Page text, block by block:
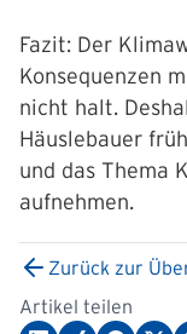
Fazit: Der
Konsequenzen
nicht halt.
Häuslebauer
und das Thema
aufnehmen.
Zurück zur
Artikel teilen